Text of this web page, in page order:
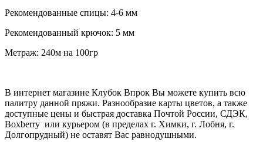
Рекомендованные спицы: 4-6 мм
Рекомендованный крючок: 5 мм
Метраж: 240м на 100гр
В интернет магазине Клубок Впрок Вы можете купить всю
палитру данной пряжи. Разнообразие карты цветов, а также
доступные цены и быстрая доставка Почтой России, СДЭК,
Boxberry или курьером (в пределах г. Химки, г. Лобня, г.
Долгопрудный) не оставят Вас равнодушными.